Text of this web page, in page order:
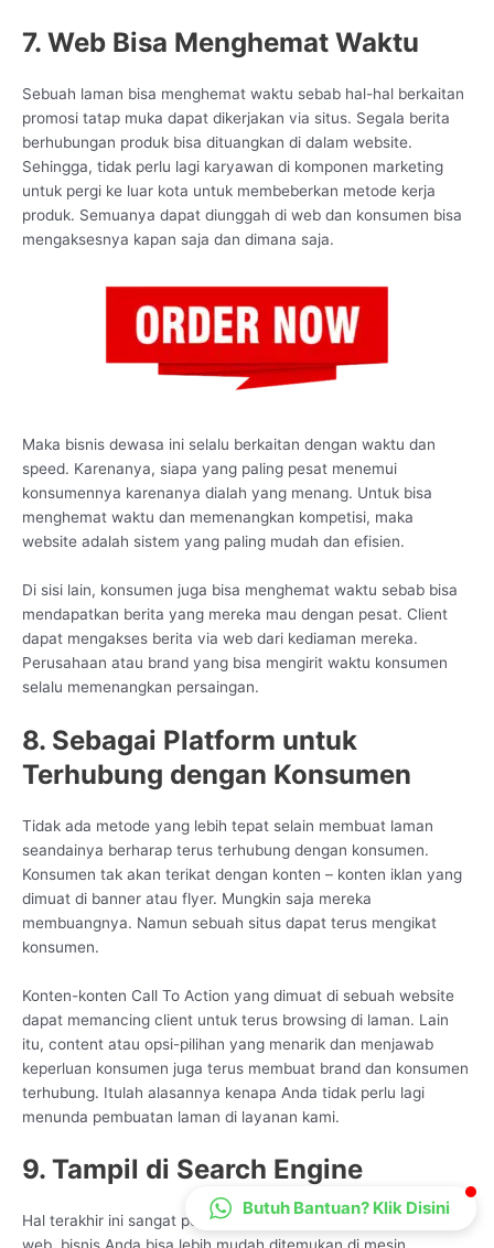
7. Web Bisa Menghemat Waktu
Sebuah laman bisa menghemat waktu sebab hal-hal berkaitan
promosi tatap muka dapat dikerjakan via situs. Segala berita
berhubungan produk bisa dituangkan di dalam website.
Sehingga, tidak perlu lagi karyawan di komponen marketing
untuk pergi ke luar kota untuk membeberkan metode kerja
produk. Semuanya dapat diunggah di web dan konsumen bisa
mengaksesnya kapan saja dan dimana saja.
Maka bisnis dewasa ini selalu berkaitan dengan waktu dan
speed. Karenanya, siapa yang paling pesat menemui
konsumennya karenanya dialah yang menang. Untuk bisa
menghemat waktu dan memenangkan kompetisi, maka
website adalah sistem yang paling mudah dan efisien.
Di sisi lain, konsumen juga bisa menghemat waktu sebab bisa
mendapatkan berita yang mereka mau dengan pesat. Client
dapat mengakses berita via web dari kediaman mereka.
Perusahaan atau brand yang bisa mengirit waktu konsumen
selalu memenangkan persaingan.
8. Sebagai Platform untuk
Terhubung dengan Konsumen
Tidak ada metode yang lebih tepat selain membuat laman
seandainya berharap terus terhubung dengan konsumen.
Konsumen tak akan terikat dengan konten – konten iklan yang
dimuat di banner atau flyer. Mungkin saja mereka
membuangnya. Namun sebuah situs dapat terus mengikat
konsumen.
Konten-konten Call To Action yang dimuat di sebuah website
dapat memancing client untuk terus browsing di laman. Lain
itu, content atau opsi-pilihan yang menarik dan menjawab
keperluan konsumen juga terus membuat brand dan konsumen
terhubung. Itulah alasannya kenapa Anda tidak perlu lagi
menunda pembuatan laman di layanan kami.
9. Tampil di Search Engine
Hal terakhir ini sangat penting karena dengan adanya situs
CS Lenteraweb
Butuh Bantuan? Klik Disini